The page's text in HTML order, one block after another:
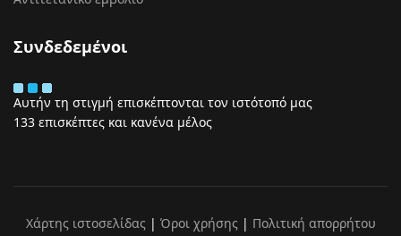
Συνδεδεμένοι
Αυτήν τη στιγμή επισκέπτονται τον ιστότοπό μας
133 επισκέπτες και κανένα μέλος
Χάρτης ιστοσελίδας| Όροι χρήσης| Πολιτική απορρήτου